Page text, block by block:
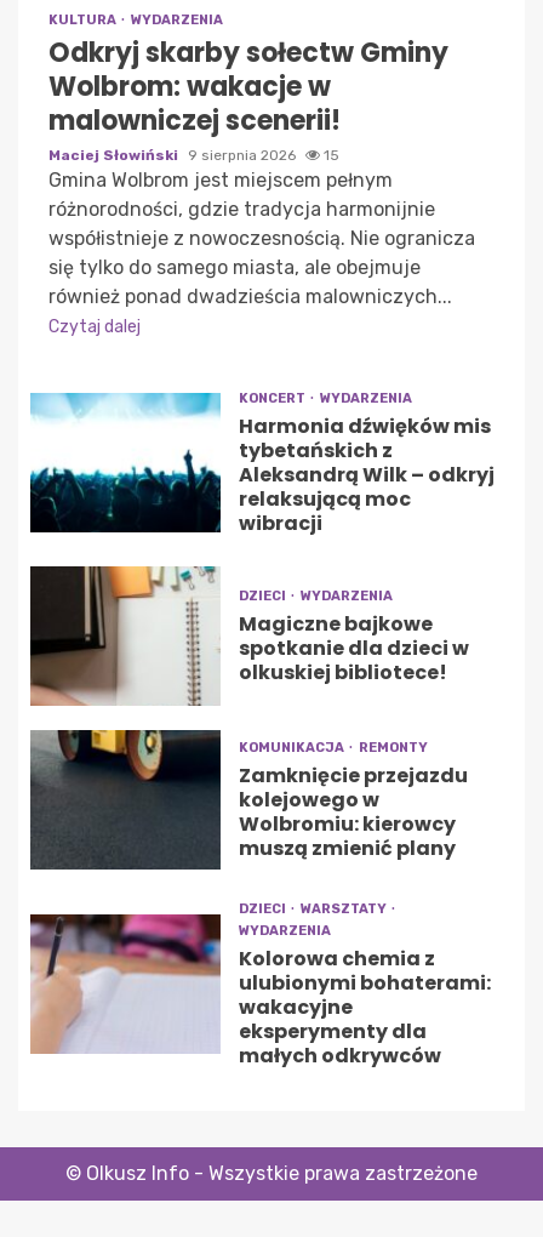
KULTURA WYDARZENIA
Odkryj skarby sołectw Gminy
Wolbrom: wakacje w
malowniczej scenerii!
Maciej Słowiński 9 sierpnia 2026 15
Gmina Wolbrom jest miejscem pełnym
różnorodności, gdzie tradycja harmonijnie
współistnieje z nowoczesnością. Nie ogranicza
się tylko do samego miasta, ale obejmuje
również ponad dwadzieścia malowniczych...
Czytaj dalej
KONCERT WYDARZENIA
Harmonia dźwięków mis
tybetańskich z
Aleksandrą Wilk – odkryj
relaksującą moc
wibracji
DZIECI WYDARZENIA
Magiczne bajkowe
spotkanie dla dzieci w
olkuskiej bibliotece!
KOMUNIKACJA REMONTY
Zamknięcie przejazdu
kolejowego w
Wolbromiu: kierowcy
muszą zmienić plany
DZIECI
WARSZTATY
WYDARZENIA
Kolorowa chemia z
ulubionymi bohaterami:
wakacyjne
eksperymenty dla
małych odkrywców
© Olkusz Info - Wszystkie prawa zastrzeżone